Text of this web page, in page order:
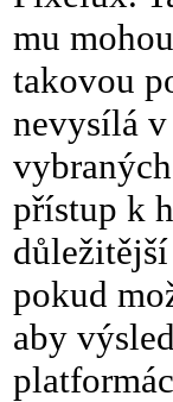
mu
takovou
nevysílá
přístup k
pokud
aby